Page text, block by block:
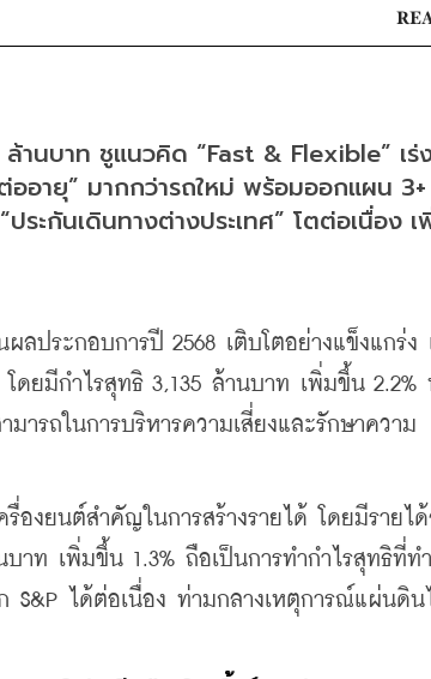
านบาท ชูแนวคิด “Fast & Flexible” เร่
อายุ” มากกว่ารถใหม่ พร้อมออกแผน 3+
ะกันเดินทางต่างประเทศ” โตต่อเนื่อง เ
ลประกอบการปี 2568 เติบโตอย่างแข็งแกร่ง
ยมีกำไรสุทธิ 3,135 ล้านบาท เพิ่มขึ้น 2.2%
ารถในการบริหารความเสี่ยงและรักษาความ
องยนต์สำคัญในการสร้างรายได้ โดยมีรายไ
าท เพิ่มขึ้น 1.3% ถือเป็นการทำกำไรสุทธิที่ท
ได้ต่อเนื่อง ท่ามกลางเหตุการณ์แผ่นดิน